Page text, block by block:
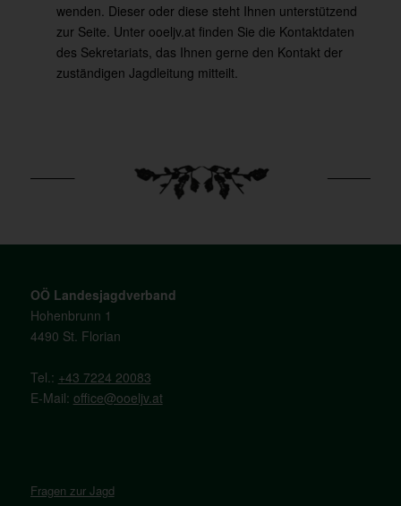
wenden. Dieser oder diese steht Ihnen unterstützend
zur Seite. Unter ooeljv.atfinden Sie die Kontaktdaten
des Sekretariats, das Ihnen gerne den Kontakt der
zuständigen Jagdleitung mitteilt.
OÖ Landesjagdverband
Hohenbrunn 1
4490 St. Florian
Tel.: +43 7224 20083
E-Mail: office@ooeljv.at
Fragen zur Jagd